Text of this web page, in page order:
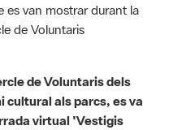
es van mostrar durant la
de Voluntaris
de Voluntaris dels
als parcs, es va
virtual 'Vestigis